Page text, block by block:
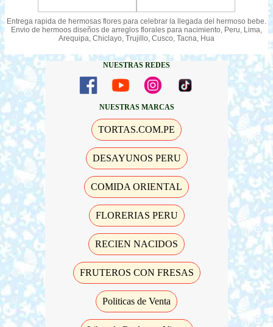
Entrega rapida de hermosas flores para celebrar la llegada del hermoso bebe.
Envio de hermoos diseños de arreglos florales para nacimiento, Peru, Lima,
Arequipa, Chiclayo, Trujillo, Cusco, Tacna, Hua
NUESTRAS REDES
NUESTRAS MARCAS
TORTAS.COM.PE
DESAYUNOS PERU
COMIDA ORIENTAL
FLORERIAS PERU
RECIEN NACIDOS
FRUTEROS CON FRESAS
Politicas de Venta